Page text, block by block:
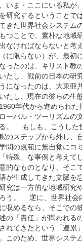
いま・ここにいる私が
研究するということで
きた世界社会システム
つことで、素朴な地域
なければならないと
に限らない）が、最初
ったのは、キリスト教
たし、戦前の日本の研
になったのは、大東亜
たし、現在の彼らの生
年代から進められた
ーバル・ツーリズムの
。 もしも、こうした
のステップから外し、
問の規範に無自覚にコ
特殊」な事例と考えて
的なものとなり、そこ
が生成してきた文脈を
究は一方的な地域研究
う。 逆に、世界社会
収めるなら、そこでの
の「責任」が問われる
れてきたという「連累
このため、世界システ